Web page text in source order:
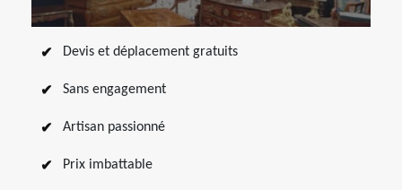
Devis et déplacement gratuits
Sans engagement
Artisan passionné
Prix imbattable